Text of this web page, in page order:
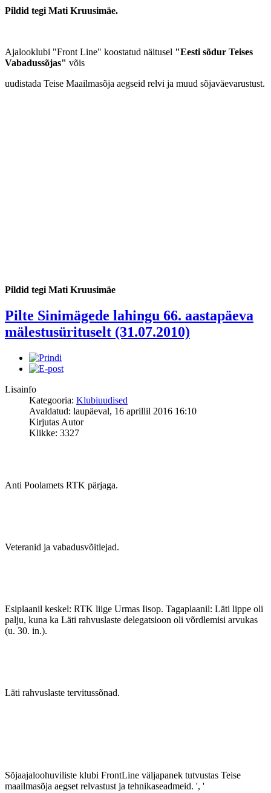
Pildid tegi Mati Kruusimäe.
Ajalooklubi "Front Line" koostatud näitusel "Eesti sõdur Teises
Vabadussõjas" võis
uudistada Teise Maailmasõja aegseid relvi ja muud sõjaväevarustust.
Pildid tegi Mati Kruusimäe
Pilte Sinimägede lahingu 66. aastapäeva
mälestusürituselt (31.07.2010)
Lisainfo
Kategooria: Klubiuudised
Avaldatud: laupäeval, 16 aprillil 2016 16:10
Kirjutas Autor
Klikke: 3327
Anti Poolamets RTK pärjaga.
Veteranid ja vabadusvõitlejad.
Esiplaanil keskel: RTK liige Urmas Iisop. Tagaplaanil: Läti lippe oli
palju, kuna ka Läti rahvuslaste delegatsioon oli võrdlemisi arvukas
(u. 30. in.).
Läti rahvuslaste tervitussõnad.
Sõjaajaloohuviliste klubi FrontLine väljapanek tutvustas Teise
maailmasõja aegset relvastust ja tehnikaseadmeid. ', '